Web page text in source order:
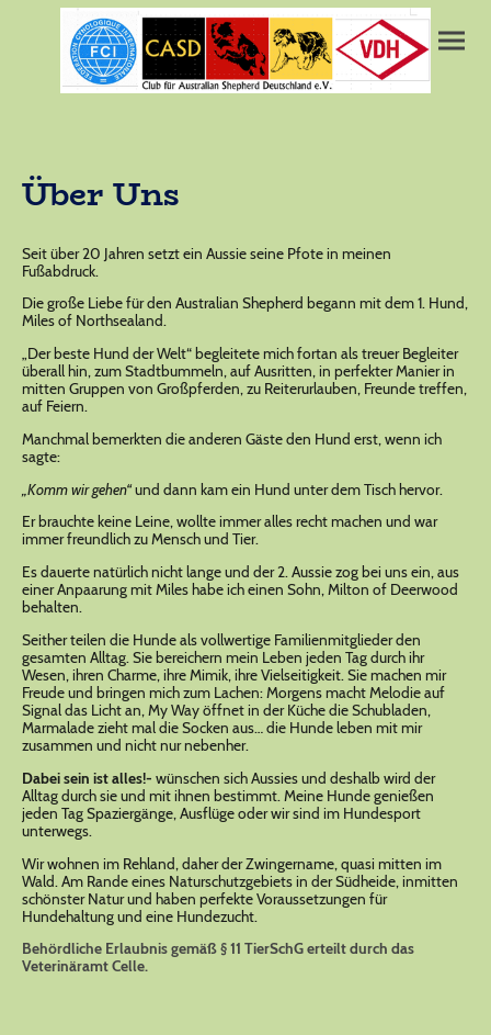
Über Uns
Seit über 20 Jahren setzt ein Aussie seine Pfote in meinen
Fußabdruck.
Die große Liebe für den Australian Shepherd begann mit dem 1. Hund,
Miles of Northsealand.
„Der beste Hund der Welt“ begleitete mich fortan als treuer Begleiter
überall hin, zum Stadtbummeln, auf Ausritten, in perfekter Manier in
mitten Gruppen von Großpferden, zu Reiterurlauben, Freunde treffen,
auf Feiern.
Manchmal bemerkten die anderen Gäste den Hund erst, wenn ich
sagte:
„Komm wir gehen“und dann kam ein Hund unter dem Tisch hervor.
Er brauchte keine Leine, wollte immer alles recht machen und war
immer freundlich zu Mensch und Tier.
Es dauerte natürlich nicht lange und der 2. Aussie zog bei uns ein, aus
einer Anpaarung mit Miles habe ich einen Sohn, Milton of Deerwood
behalten.
Seither teilen die Hunde als vollwertige Familienmitglieder den
gesamten Alltag. Sie bereichern mein Leben jeden Tag durch ihr
Wesen, ihren Charme, ihre Mimik, ihre Vielseitigkeit. Sie machen mir
Freude und bringen mich zum Lachen: Morgens macht Melodie auf
Signal das Licht an, My Way öffnet in der Küche die Schubladen,
Marmalade zieht mal die Socken aus… die Hunde leben mit mir
zusammen und nicht nur nebenher.
Dabei sein ist alles!- wünschen sich Aussies und deshalb wird der
Alltag durch sie und mit ihnen bestimmt. Meine Hunde genießen
jeden Tag Spaziergänge, Ausflüge oder wir sind im Hundesport
unterwegs.
Wir wohnen im Rehland, daher der Zwingername, quasi mitten im
Wald. Am Rande eines Naturschutzgebiets in der Südheide, inmitten
schönster Natur und haben perfekte Voraussetzungen für
Hundehaltung und eine Hundezucht.
Behördliche Erlaubnis gemäß § 11 TierSchG erteilt durch das
Veterinäramt Celle.